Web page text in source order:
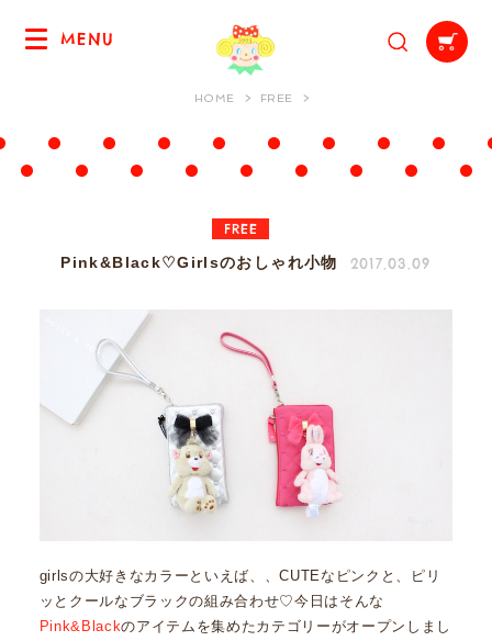
MENU
HOME FREE
FREE
Pink&Black♡Girlsのおしゃれ小物 2017.03.09
girlsの大好きなカラーといえば、、CUTEなピンクと、ピリ
ッとクールなブラックの組み合わせ♡今日はそんな
Pink&Blackのアイテムを集めたカテゴリーがオープンしまし